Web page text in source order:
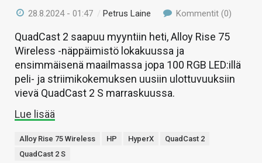
28.8.2024 - 01:47 /Petrus Laine Kommentit (0)
QuadCast 2 saapuu myyntiin heti, Alloy Rise 75
Wireless -näppäimistö lokakuussa ja
ensimmäisenä maailmassa jopa 100 RGB LED:illä
peli- ja striimikokemuksen uusiin ulottuvuuksiin
vievä QuadCast 2 S marraskuussa.
Lue lisää
Alloy Rise 75 Wireless HP HyperX
QuadCast 2
QuadCast 2 S